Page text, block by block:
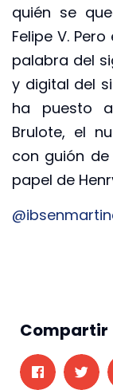
quién se
Felipe V.
palabra del
y digital del
ha puesto
Brulote, el
con guión
papel de
Compartir